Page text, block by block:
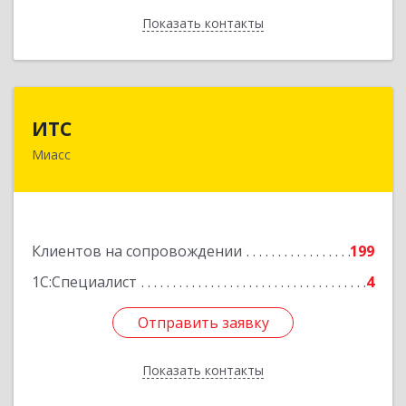
Показать контакты
Назад
ИТС
Миасс
Клиентов на сопровождении
199
1С:Специалист
4
Отправить заявку
Показать контакты
456300, Челябинская обл, Миасс г, Романенко
Отправить заявку
Назад